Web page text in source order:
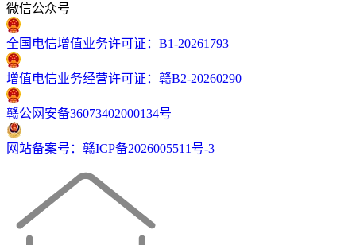
微信公众号
全国电信增值业务许可证：B1-20261793
增值电信业务经营许可证：赣B2-20260290
赣公网安备36073402000134号
网站备案号：赣ICP备2026005511号-3